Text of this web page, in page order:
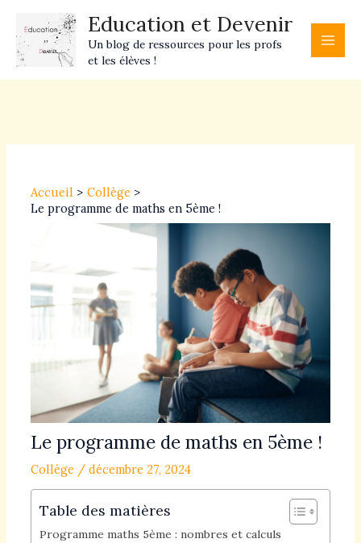
contenu
Education et Devenir
Un blog de ressources pour les profs
et les élèves !
Accueil
Collège
Le programme de maths en 5ème !
Le programme de maths en 5ème !
Collège / décembre 27, 2024
Table des matières
Programme maths 5ème : nombres et calculs